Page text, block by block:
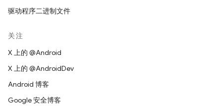
驱动程序二进制文件
关注
X 上的 @Android
X 上的 @AndroidDev
Android 博客
Google 安全博客